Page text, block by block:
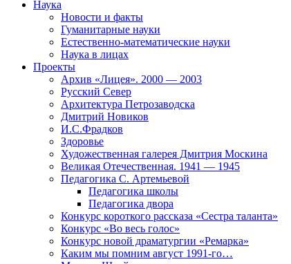
Наука
Новости и факты
Гуманитарные науки
Естественно-математические науки
Наука в лицах
Проекты
Архив «Лицея». 2000 — 2003
Русский Север
Архитектура Петрозаводска
Дмитрий Новиков
И.С.Фрадков
Здоровье
Художественная галерея Дмитрия Москина
Великая Отечественная. 1941 — 1945
Педагогика С. Артемьевой
Педагогика школы
Педагогика двора
Конкурс короткого рассказа «Сестра таланта»
Конкурс «Во весь голос»
Конкурс новой драматургии «Ремарка»
Каким мы помним август 1991-го…